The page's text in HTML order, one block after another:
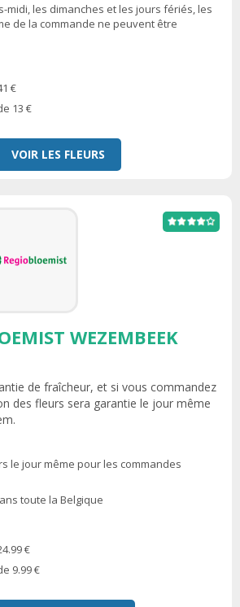
midi, les dimanches et les jours fériés, les
de la commande ne peuvent être
€
13 €
VOIR LES FLEURS
WEZEMBEEK
de fraîcheur, et si vous commandez
des fleurs sera garantie le jour même
le jour même pour les commandes
toute la Belgique
€
9.99 €